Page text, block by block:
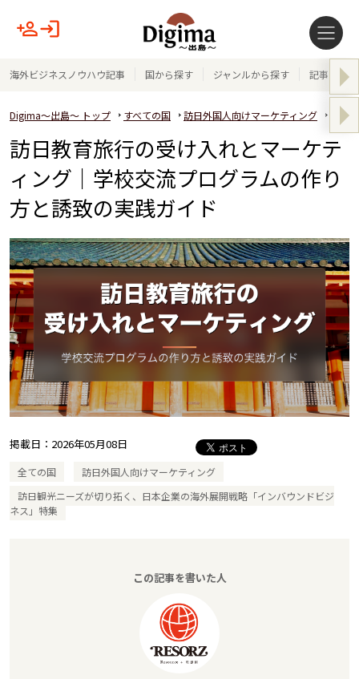
海外ビジネスノウハウ記事 国から探す ジャンルから探す 記事テー
Digima～出島～ トップ すべての国 訪日外国人向けマーケティング 訪日
訪日教育旅行の受け入れとマーケテ
ィング｜学校交流プログラムの作り
方と誘致の実践ガイド
掲載日： 2026年05月08日
全ての国
訪日外国人向けマーケティング
訪日観光ニーズが切り拓く、日本企業の海外展開戦略「インバウンドビジ
ネス」特集
この記事を書いた人